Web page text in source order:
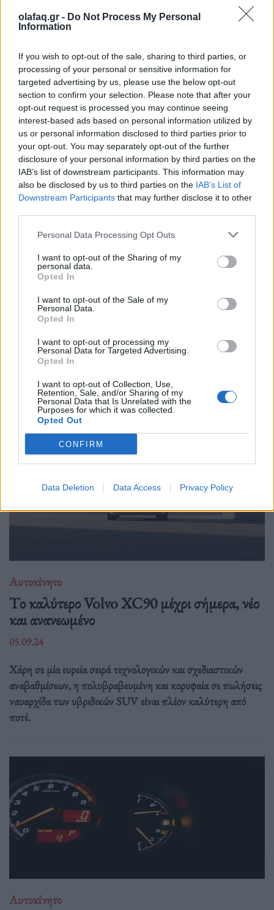
olafaq.gr - Do Not Process My Personal
Information
If you wish to opt-out of the sale, sharing to third parties, or
processing of your personal or sensitive information for
targeted advertising by us, please use the below opt-out
section to confirm your selection. Please note that after your
opt-out request is processed you may continue seeing
interest-based ads based on personal information utilized by
us or personal information disclosed to third parties prior to
your opt-out. You may separately opt-out of the further
disclosure of your personal information by third parties on the
IAB’s list of downstream participants. This information may
also be disclosed by us to third parties on the IAB’s List of
Downstream Participants that may further disclose it to other
Personal Data Processing Opt Outs
I want to opt-out of the Sharing of my
personal data.
Opted In
I want to opt-out of the Sale of my
Personal Data.
Opted In
I want to opt-out of processing my
Personal Data for Targeted Advertising.
Opted In
I want to opt-out of Collection, Use,
Retention, Sale, and/or Sharing of my
Personal Data that Is Unrelated with the
Purposes for which it was collected.
Opted Out
CONFIRM
Data Deletion Data Access Privacy Policy
29.08.25
παρά τις πολιτικές επιθέσεις του Ντόναλντ Τραμπ σε αιολικά
και φωτοβολταϊκά με τις επενδύσεις να αυξάνονται.
Αυτοκίνητο
Νέα εποχή στους φορτιστές ηλεκτρικών
αυτοκινήτων
19.03.25
Οι νέοι ταχύτατοι φορτιστές από την κινεζική
αυτοκινητοβιομηχανία BYD χρειάζονται μόλις 5 λεπτά για να
δημιουργήσουν συνθήκη αυτονομίας 400 χιλιoμέτρων σε ένα
ηλεκτρικό αυτοκίνητο.
Αυτοκίνητο
Tο καλύτερο Volvo XC90 μέχρι σήμερα, νέο
και ανανεωμένο
05.09.24
Χάρη σε μία ευρεία σειρά τεχνολογικών και σχεδιαστικών
αναβαθμίσεων, η πολυβραβευμένη και κορυφαία σε πωλήσεις
ναυαρχίδα των υβριδικών SUV είναι πλέον καλύτερη από
ποτέ.
Αυτοκίνητο